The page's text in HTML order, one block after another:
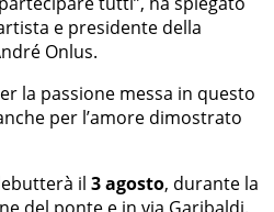
e presidente della
Onlus.
la passione messa in questo
per l’amore dimostrato
il 3 agosto, durante la